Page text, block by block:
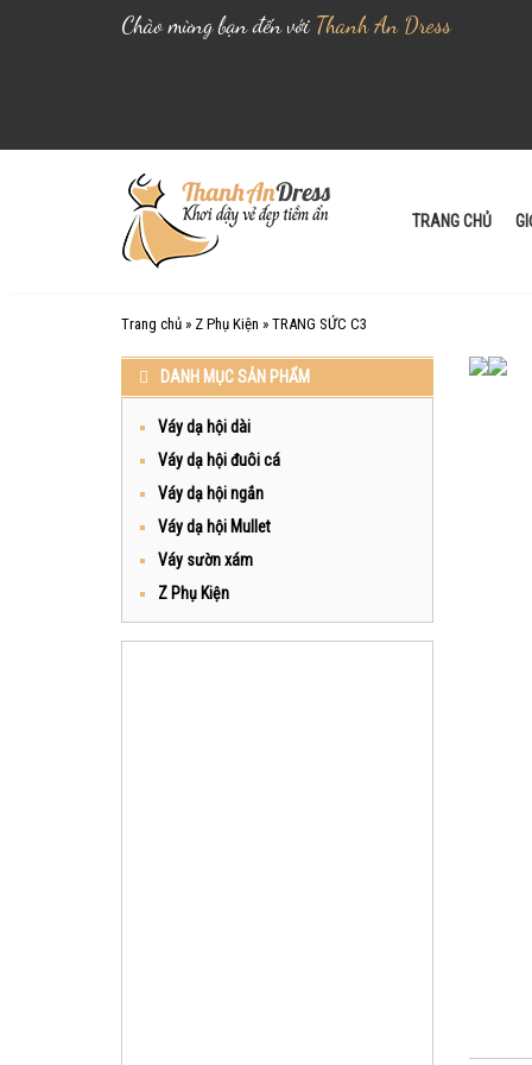
Chào mừng bạn đến với Thanh An Dress
TRANG CHỦ
Trang chủ » Z Phụ Kiện » TRANG SỨC C3
DANH MỤC SẢN PHẨM
Váy dạ hội dài
Váy dạ hội đuôi cá
Váy dạ hội ngắn
Váy dạ hội Mullet
Váy sườn xám
Z Phụ Kiện